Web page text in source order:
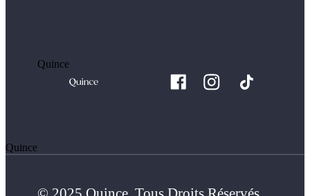
Quince
Quince
© 2025 Quince. Tous Droits Réservés.